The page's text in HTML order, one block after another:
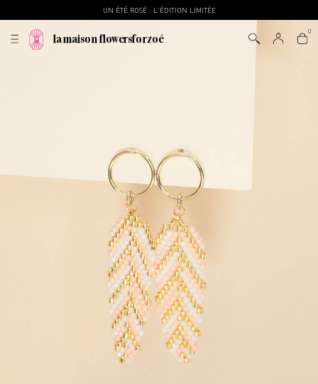
UN ÉTÉ ROSÉ : L'ÉDITION LIMITÉE
la maison flowersforzoé